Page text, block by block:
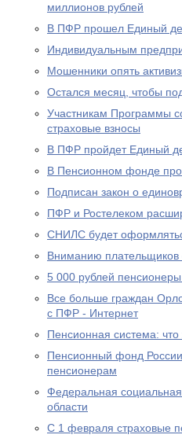
миллионов рублей
В ПФР прошел Единый
Индивидуальным
Мошенники опять
Остался месяц, чтобы
Участникам Программы
страховые взносы
В ПФР пройдет Единый
В Пенсионном фонде
Подписан закон о
ПФР и Ростелеком
СНИЛС будет
Вниманию плательщиков
5 000 рублей
Все больше граждан
с ПФР - Интернет
Пенсионная система:
Пенсионный фонд
пенсионерам
Федеральная
области
С 1 февраля страховые